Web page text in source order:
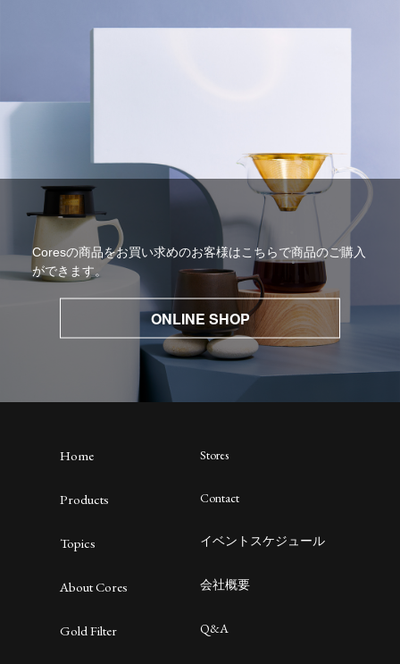
Coresの商品をお買い求めのお客様はこちらで商品のご購入
ができます。
ONLINE SHOP
Home
Products
Topics
About Cores
Gold Filter
Stores
Contact
イベントスケジュール
会社概要
Q&A